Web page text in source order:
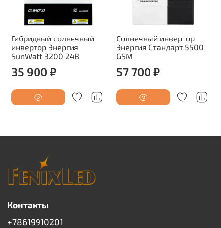
Гибридный солнечный
инвертор Энергия
SunWatt 3200 24В
35 900 ₽
Солнечный инвертор
Энергия Стандарт 5500
GSM
57 700 ₽
Контакты
+78619910201